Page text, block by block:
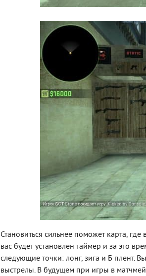
Становиться сильнее поможет карта,
вас будет установлен таймер и за это
следующие точки: лонг, зига и Б плент.
выстрелы. В будущем при игры в